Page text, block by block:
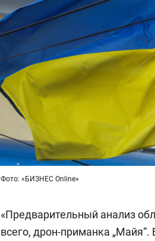
Фото: «БИЗНЕС Online»
«Предварительный анализ
всего, дрон-приманка